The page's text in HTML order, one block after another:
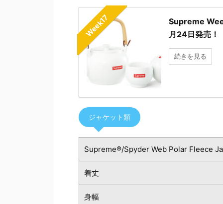
Week17
Supreme
月24日発売！
続きを見る
ジャケット類
Supreme®/Spyder Web Polar Fleece
着丈
身幅